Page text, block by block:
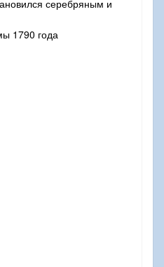
серебряным и
1790 года